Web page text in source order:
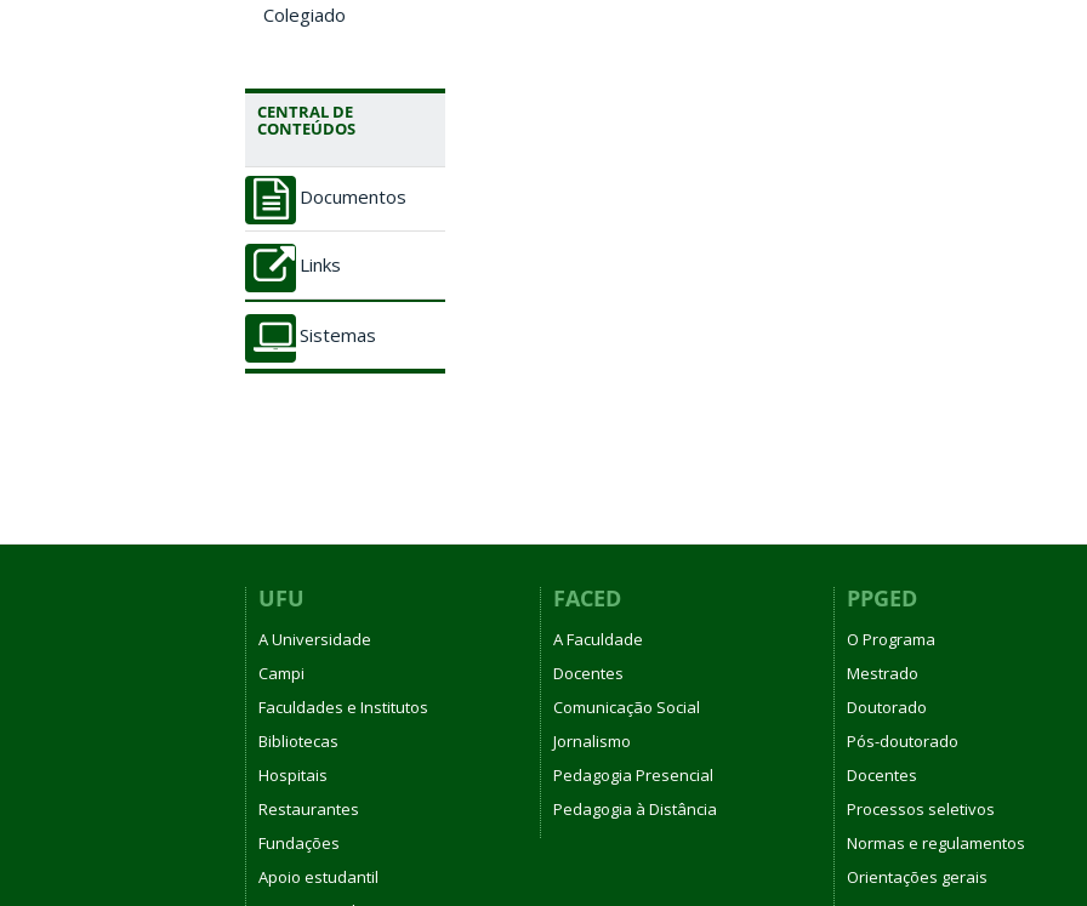
Colegiado
CENTRAL DE
CONTEÚDOS
Documentos
Links
Sistemas
UFU
A Universidade
Campi
Faculdades e Institutos
Bibliotecas
Hospitais
Restaurantes
Fundações
Apoio estudantil
FACED
A Faculdade
Docentes
Comunicação Social
Jornalismo
Pedagogia Presencial
Pedagogia à Distância
PPGED
O Programa
Mestrado
Doutorado
Pós-doutorado
Docentes
Processos seletivos
Normas e regulamentos
Orientações gerais